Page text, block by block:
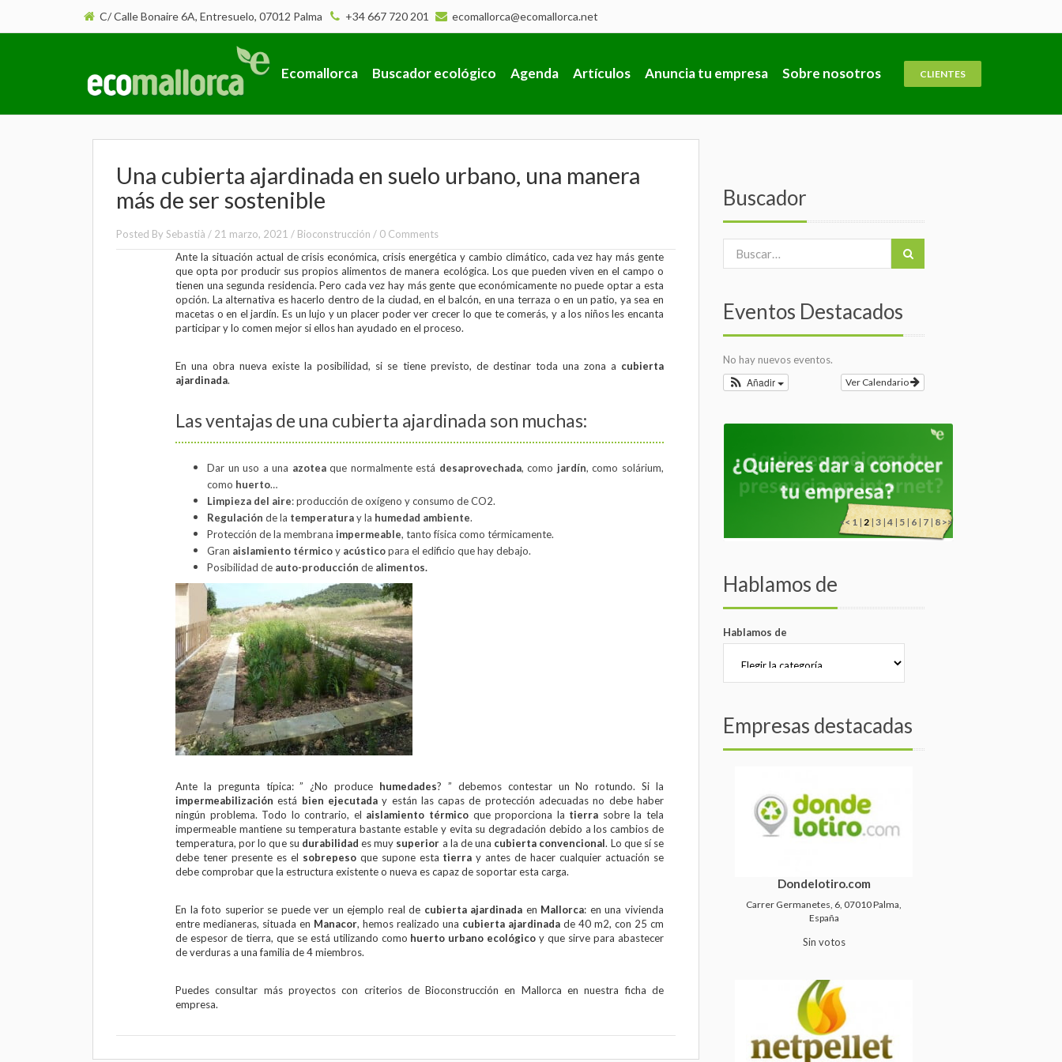
C/ Calle Bonaire 6A, Entresuelo, 07012 Palma +34 667 720 201 ecomallorca@ecomallorca.net
CLIENTES
Ecomallorca Buscador ecológico Agenda Artículos Anuncia tu empresa Sobre nosotros
Una cubierta ajardinada en suelo urbano, una manera
más de ser sostenible
Posted By Sebastià / 21 marzo, 2021 / Bioconstrucción / 0 Comments
Ante la situación actual de crisis económica, crisis energética y cambio climático, cada vez hay más gente
que opta por producir sus propios alimentos de manera ecológica. Los que pueden viven en el campo o
tienen una segunda residencia. Pero cada vez hay más gente que económicamente no puede optar a esta
opción. La alternativa es hacerlo dentro de la ciudad, en el balcón, en una terraza o en un patio, ya sea en
macetas o en el jardín. Es un lujo y un placer poder ver crecer lo que te comerás, y a los niños les encanta
participar y lo comen mejor si ellos han ayudado en el proceso.
En una obra nueva existe la posibilidad, si se tiene previsto, de destinar toda una zona a cubierta
ajardinada.
Las ventajas de una cubierta ajardinada son muchas:
Dar un uso a una azoteaque normalmente está desaprovechada, como jardín, como solárium,
como huerto…
Limpieza del aire: producción de oxígeno y consumo de CO2.
Regulación de la temperaturay la humedad ambiente.
Protección de la membrana impermeable, tanto física como térmicamente.
Gran aislamiento térmicoy acústicopara el edificio que hay debajo.
Posibilidad de auto-producción de alimentos.
Ante la pregunta típica: ” ¿No produce humedades? ” debemos contestar un No rotundo. Si la
impermeabilización está bien ejecutaday están las capas de protección adecuadas no debe haber
ningún problema. Todo lo contrario, el aislamiento térmico que proporciona la tierra sobre la tela
impermeable mantiene su temperatura bastante estable y evita su degradación debido a los cambios de
temperatura, por lo que su durabilidad es muy superior a la de una cubierta convencional. Lo que sí se
debe tener presente es el sobrepesoque supone esta tierra y antes de hacer cualquier actuación se
debe comprobar que la estructura existente o nueva es capaz de soportar esta carga.
En la foto superior se puede ver un ejemplo real de cubierta ajardinada en Mallorca: en una vivienda
entre medianeras, situada en Manacor, hemos realizado una cubierta ajardinada de 40 m2, con 25 cm
de espesor de tierra, que se está utilizando como huerto urbano ecológico y que sirve para abastecer
de verduras a una familia de 4 miembros.
Puedes consultar más proyectos con criterios deBioconstrucción en Mallorca en nuestraficha de
empresa.
Buscador
Eventos Destacados
No hay nuevos eventos.
Ver Calendario
Añadir
<<1| 2| 3|4|5|6| 7|8>>
Hablamos de
Hablamos de
Empresas destacadas
Dondelotiro.com
Carrer Germanetes, 6, 07010 Palma,
España
Sin votos